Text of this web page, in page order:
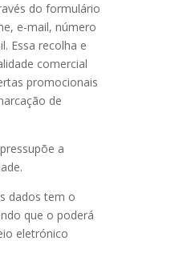
do formulário
e-mail, número
Essa recolha e
comercial
promocionais
de
a
dados tem o
que o poderá
eletrónico